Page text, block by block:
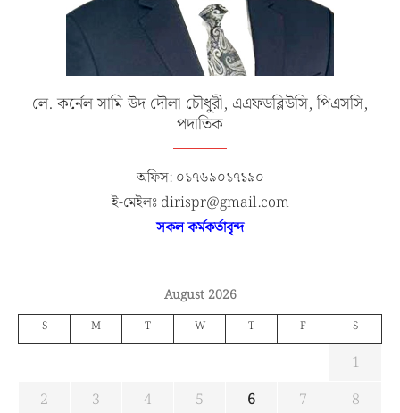
লে. কর্নেল সামি উদ দৌলা চৌধুরী, এএফডব্লিউসি, পিএসসি,
পদাতিক
অফিস: ০১৭৬৯০১৭১৯০
ই-মেইলঃ dirispr@gmail.com
সকল কর্মকর্তাবৃন্দ
August 2026
S M T W T F S
1
2
3 4 5 6 7
8